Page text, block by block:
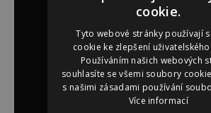
cookie.
Tyto webové stránky používají
cookie ke zlepšení
Používáním našich webových
souhlasíte se všemi soubory
s našimi zásadami používání
Více informací